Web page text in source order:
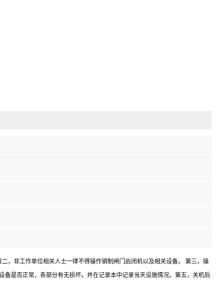
，非工作单位相关人士一律不得操作钢制闸门启闭机以及相关设备。 第三，操
是否正常，各部分有无损坏。并在记录本中记录当天设施情况。第五，关机后